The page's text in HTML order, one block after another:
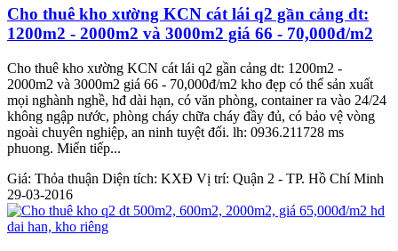
Cho thuê kho xường KCN cát lái q2 gần cảng dt:
1200m2 - 2000m2 và 3000m2 giá 66 - 70,000đ/m2
Cho thuê kho xường KCN cát lái q2 gần cảng dt: 1200m2 -
2000m2 và 3000m2 giá 66 - 70,000đ/m2 kho đẹp có thể sản xuất
mọi nghành nghề, hđ dài hạn, có văn phòng, container ra vào 24/24
không ngập nước, phòng cháy chữa cháy đầy đủ, có bảo vệ vòng
ngoài chuyên nghiệp, an ninh tuyệt đối. lh: 0936.211728 ms
phuong. Miển tiếp...
Giá: Thỏa thuận Diện tích: KXĐ Vị trí: Quận 2 - TP. Hồ Chí Minh
29-03-2016